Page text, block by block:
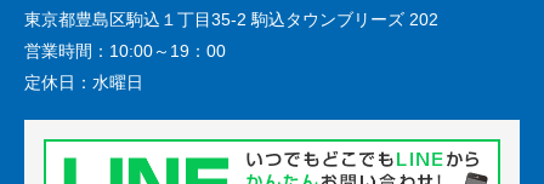
東京都豊島区駒込１丁目35-2 駒込タウンブリーズ 202
営業時間： 10:00～19：00
定休日： 水曜日